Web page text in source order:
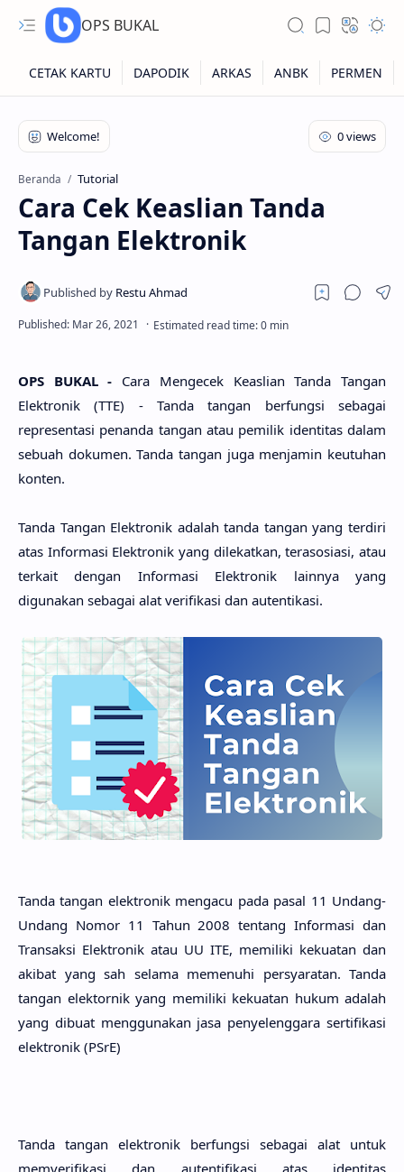
OPS BUKAL
Kartu NUPTK
Kartu NRG
Kartu NISN
Kartu NISN Foto
Kartu NISN Massal
Beranda Tutorial
Cara Cek Keaslian Tanda
Tangan Elektronik
OPS BUKAL - Cara Mengecek Keaslian Tanda Tangan
Elektronik (TTE) - Tanda tangan berfungsi sebagai
representasi penanda tangan atau pemilik identitas dalam
sebuah dokumen. Tanda tangan juga menjamin keutuhan
konten.
Tanda Tangan Elektronik adalah tanda tangan yang terdiri
atas Informasi Elektronik yang dilekatkan, terasosiasi, atau
terkait dengan Informasi Elektronik lainnya yang
digunakan sebagai alat verifikasi dan autentikasi.
Tanda tangan elektronik mengacu pada pasal 11 Undang-
Undang Nomor 11 Tahun 2008 tentang Informasi dan
Transaksi Elektronik atau UU ITE, memiliki kekuatan dan
akibat yang sah selama memenuhi persyaratan. Tanda
tangan elektornik yang memiliki kekuatan hukum adalah
yang dibuat menggunakan jasa penyelenggara sertifikasi
elektronik (PSrE)
Tanda tangan elektronik berfungsi sebagai alat untuk
memverifikasi dan autentifikasi atas identitas